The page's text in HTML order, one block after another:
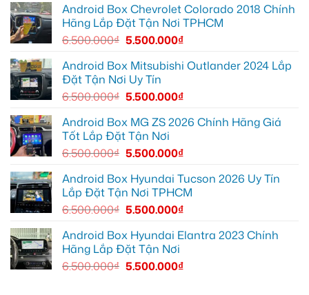
cao
trải
nghiệm
Hóc
Môn
lái
thoải
mái
hơn
Android
box
Geely
EX2
Quận
để
bản
YouTube
tiện
lợi
hơn
Android Box Chevrolet Colorado 2018 Chính
Hãng Lắp Đặt Tận Nơi TPHCM
6.500.000₫ 5.500.000₫
Android Box Mitsubishi Outlander 2024 Lắp
Đặt Tận Nơi Uy Tín
6.500.000₫ 5.500.000₫
Android Box MG ZS 2026 Chính Hãng Giá
Tốt Lắp Đặt Tận Nơi
6.500.000₫ 5.500.000₫
Android Box Hyundai Tucson 2026 Uy Tín
Lắp Đặt Tận Nơi TPHCM
6.500.000₫ 5.500.000₫
Android Box Hyundai Elantra 2023 Chính
Hãng Lắp Đặt Tận Nơi
6.500.000₫ 5.500.000₫